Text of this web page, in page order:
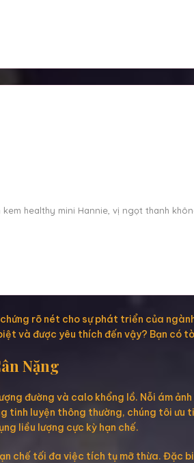
kem healthy mini Hannie, vị ngọt thanh
rõ nét cho sự phát triển của
và được yêu thích đến vậy? Bạn có
Nặng
đường và calo khổng lồ. Nỗi ám
luyện thông thường, chúng tôi ưu
liều lượng cực kỳ hạn chế.
chế tối đa việc tích tụ mỡ thừa. Đặc